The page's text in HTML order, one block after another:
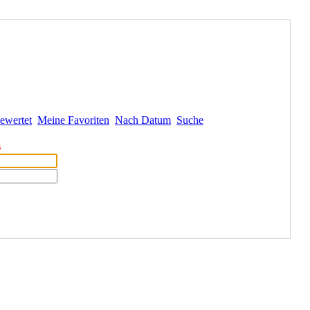
Meine Favoriten Nach Datum Suche